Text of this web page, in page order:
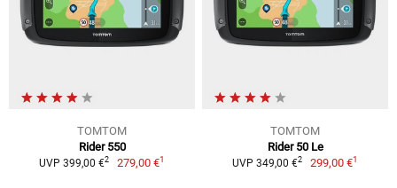
TOMTOM
Rider 550
UVP 399,00 €2 279,00 €1
TOMTOM
Rider 50 Le
UVP 349,00 €2 299,00 €1